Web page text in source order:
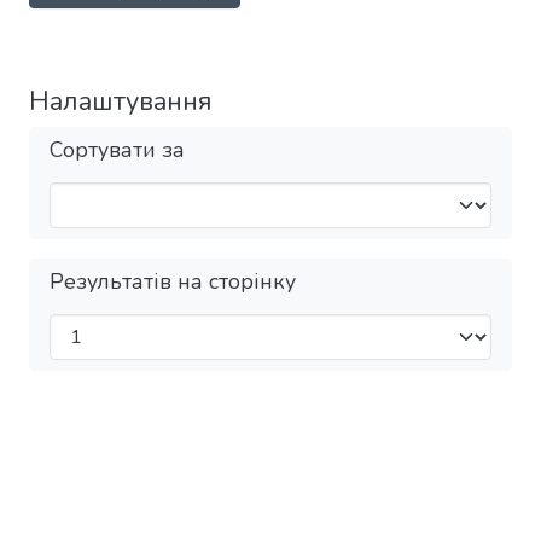
Налаштування
Сортувати за
Результатів на сторінку